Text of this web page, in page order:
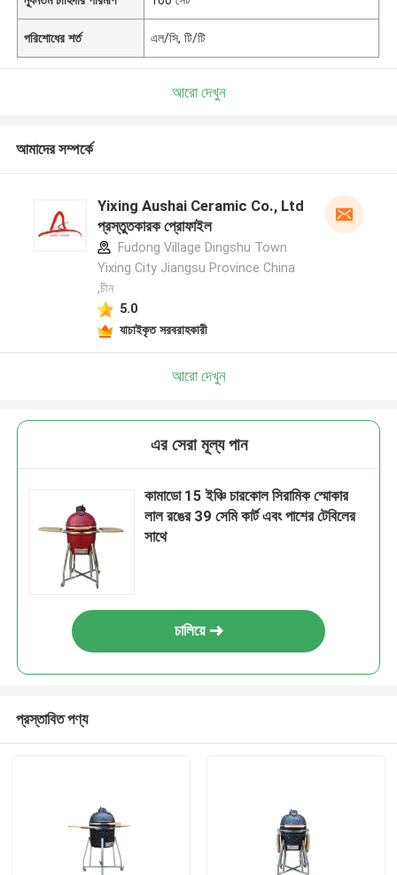
পরিশোধের শর্ত এল/সি, টি/টি
আরো দেখুন
আমাদের সম্পর্কে
Yixing Aushai Ceramic Co., Ltd
প্রস্তুতকারক প্রোফাইল
Fudong Village Dingshu Town
Yixing City Jiangsu Province China
,চীন
5.0
যাচাইকৃত সরবরাহকারী
আরো দেখুন
এর সেরা মূল্য পান
কামাডো 15 ইঞ্চি চারকোল সিরামিক স্মোকার
লাল রঙের 39 সেমি কার্ট এবং পাশের টেবিলের
সাথে
চালিয়ে
প্রস্তাবিত পণ্য